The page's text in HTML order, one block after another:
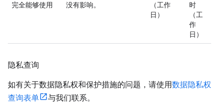
完全能够使用
没有影响。
（工作
日）
时
（工
作
日）
隐私查询
如有关于数据隐私权和保护措施的问题，请使用数据隐私权
查询表单
与我们联系。